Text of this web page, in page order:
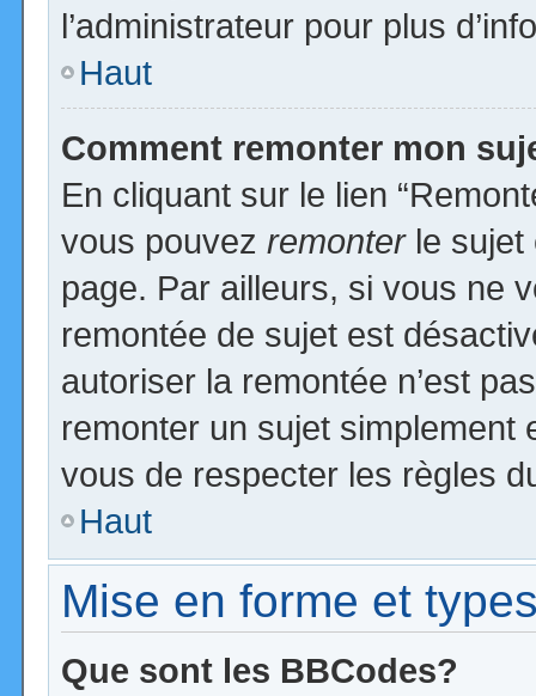
l’administrateur pour plus
Haut
Comment remonter mon
En cliquant sur le lien
vous pouvez remonterle sujet
page. Par ailleurs, si vous ne
remontée de sujet est
autoriser la remontée n’est
remonter un sujet
vous de respecter les règles
Haut
Mise en forme et
Que sont les BBCodes?